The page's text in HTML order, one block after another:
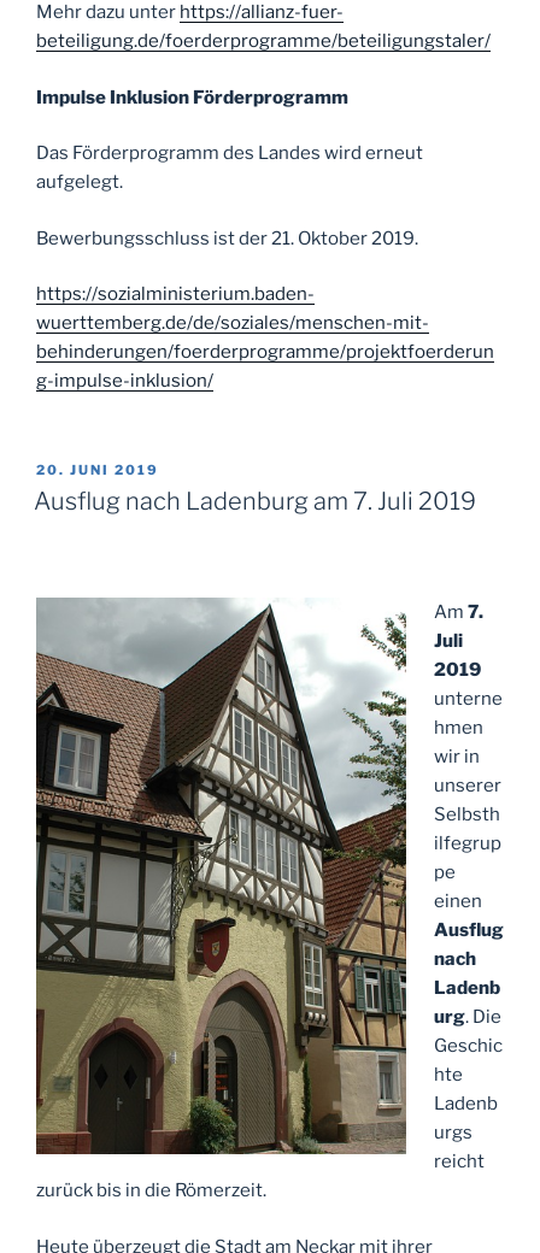
Mehr dazu unter https://allianz-fuer-
beteiligung.de/foerderprogramme/beteiligungstaler/
Impulse Inklusion Förderprogramm
Das Förderprogramm des Landes wird erneut
aufgelegt.
Bewerbungsschluss ist der 21. Oktober 2019.
https://sozialministerium.baden-
wuerttemberg.de/de/soziales/menschen-mit-
behinderungen/foerderprogramme/projektfoerderun
g-impulse-inklusion/
VERÖFFENTLICHT
AM
20. JUNI 2019
Ausflug nach Ladenburg am 7. Juli 2019
Am 7.
Juli
2019
unterne
hmen
wir in
unserer
Selbsth
ilfegrup
pe
einen
Ausflug
nach
Ladenb
urg. Die
Geschic
hte
Ladenb
urgs
reicht
zurück bis in die Römerzeit.
Heute überzeugt die Stadt am Neckar mit ihrer